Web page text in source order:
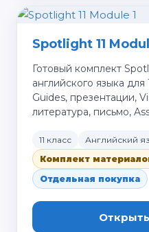
Spotlight 11
Готовый комплект
английского языка для
Guides, презентации,
литература, письмо,
11 класс Английский
Комплект
Отдельная покупка